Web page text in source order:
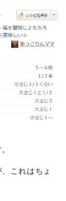
これはちょ